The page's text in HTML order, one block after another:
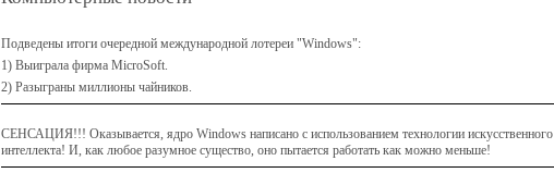
Подведены итоги очередной международной лотереи "Windows":
1) Выиграла фирма MicroSoft.
2) Разыграны миллионы чайников.
СЕНСАЦИЯ!!! Оказывается, ядро Windоws написано с использованием технологии искусственного
интеллекта! И, как любое разумное существо, оно пытается работать как можно меньше!